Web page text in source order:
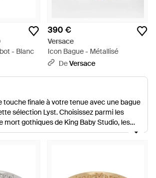
- Blanc
390 €
Versace
Icon Bague - Métallisé
DeVersace
touche finale à votre tenue avec une bague
sélection Lyst. Choisissez parmi les
mort gothiques de King Baby Studio, les
de Shaun Leane et les éperons,